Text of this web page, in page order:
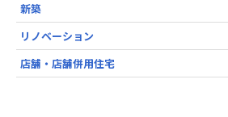
新築
リノベーション
店舗・店舗併用住宅